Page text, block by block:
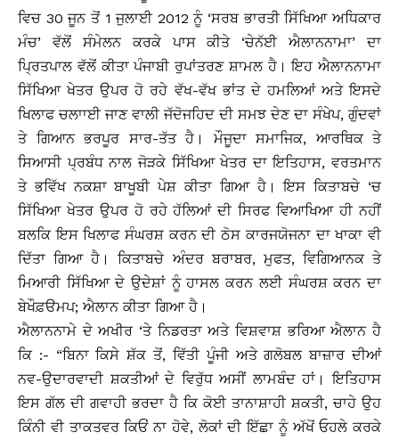
ਵਿਚ 30 ਜੂਨ ਤੋਂ 1 ਜੁਲਾਈ 2012 ਨੂੰ ‘ਸਰਬ ਭਾਰਤੀ ਸਿੱਖਿਆ ਅਧਿਕਾਰ
ਮੰਚ’ ਵੱਲੋਂ ਸੰਮੇਲਨ ਕਰਕੇ ਪਾਸ ਕੀਤੇ ‘ਚੇਨੱਈ ਐਲਾਨਨਾਮਾ’ ਦਾ
ਪ੍ਰਿਤਪਾਲ ਵੱਲੋਂ ਕੀਤਾ ਪੰਜਾਬੀ ਰੁਪਾਂਤਰਣ ਸ਼ਾਮਲ ਹੈ। ਇਹ ਐਲਾਨਨਾਮਾ
ਸਿੱਖਿਆ ਖੇਤਰ ਉਪਰ ਹੋ ਰਹੇ ਵੱਖ-ਵੱਖ ਭਾਂਤ ਦੇ ਹਮਲਿਆਂ ਅਤੇ ਇਸਦੇ
ਖਿਲਾਫ ਚਲਾਾਈ ਜਾਣ ਵਾਲੀ ਜੱਦੋਜਹਿਦ ਦੀ ਸਮਝ ਦੇਣ ਦਾ ਸੰਖੇਪ, ਗੁੰਦਵਾਂ
ਤੇ ਗਿਆਨ ਭਰਪੂਰ ਸਾਰ-ਤੱਤ ਹੈ। ਮੌਜੂਦਾ ਸਮਾਜਿਕ, ਆਰਥਿਕ ਤੇ
ਸਿਆਸੀ ਪ੍ਰਬੰਧ ਨਾਲ ਜੋੜਕੇ ਸਿੱਖਿਆ ਖੇਤਰ ਦਾ ਇਤਿਹਾਸ, ਵਰਤਮਾਨ
ਤੇ ਭਵਿੱਖ ਨਕਸ਼ਾ ਬਾਖੂਬੀ ਪੇਸ਼ ਕੀਤਾ ਗਿਆ ਹੈ। ਇਸ ਕਿਤਾਬਚੇ ‘ਚ
ਸਿੱਖਿਆ ਖੇਤਰ ਉਪਰ ਹੋ ਰਹੇ ਹੱਲਿਆਂ ਦੀ ਸਿਰਫ ਵਿਆਖਿਆ ਹੀ ਨਹੀਂ
ਬਲਕਿ ਇਸ ਖਿਲਾਫ ਸੰਘਰਸ਼ ਕਰਨ ਦੀ ਠੋਸ ਕਾਰਜਯੋਜਨਾ ਦਾ ਖਾਕਾ ਵੀ
ਦਿੱਤਾ ਗਿਆ ਹੈ। ਕਿਤਾਬਚੇ ਅੰਦਰ ਬਰਾਬਰ, ਮੁਫਤ, ਵਿਗਿਆਨਕ ਤੇ
ਮਿਆਰੀ ਸਿੱਖਿਆ ਦੇ ਉਦੇਸ਼ਾਂ ਨੂੰ ਹਾਸਲ ਕਰਨ ਲਈ ਸੰਘਰਸ਼ ਕਰਨ ਦਾ
ਬੇਖੌਫ਼ੳਮਪ; ਐਲਾਨ ਕੀਤਾ ਗਿਆ ਹੈ।
ਐਲਾਨਨਾਮੇ ਦੇ ਅਖੀਰ ‘ਤੇ ਨਿਡਰਤਾ ਅਤੇ ਵਿਸ਼ਵਾਸ਼ ਭਰਿਆ ਐਲਾਨ ਹੈ
ਕਿ :- “ਬਿਨਾ ਕਿਸੇ ਸ਼ੱਕ ਤੋਂ, ਵਿੱਤੀ ਪੂੰਜੀ ਅਤੇ ਗਲੋਬਲ ਬਾਜ਼ਾਰ ਦੀਆਂ
ਨਵ-ਉਦਾਰਵਾਦੀ ਸ਼ਕਤੀਆਂ ਦੇ ਵਿਰੁੱਧ ਅਸੀਂ ਲਾਮਬੰਦ ਹਾਂ। ਇਤਿਹਾਸ
ਇਸ ਗੱਲ ਦੀ ਗਵਾਹੀ ਭਰਦਾ ਹੈ ਕਿ ਕੋਈ ਤਾਨਾਸ਼ਾਹੀ ਸ਼ਕਤੀ, ਚਾਹੇ ਉਹ
ਕਿੰਨੀ ਵੀ ਤਾਕਤਵਰ ਕਿਓਂ ਨਾ ਹੋਵੇ, ਲੋਕਾਂ ਦੀ ਇੱਛਾ ਨੂੰ ਅੱਖੋਂ ਓਹਲੇ ਕਰਕੇ